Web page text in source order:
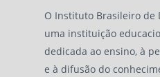
O Instituto Brasileiro de
uma instituição
dedicada ao ensino, à
e à difusão do